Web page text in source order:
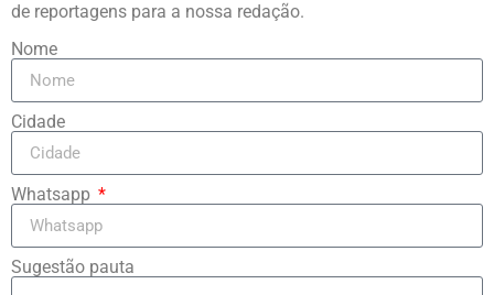
de reportagens para a nossa redação.
Nome
Cidade
Whatsapp
Sugestão pauta